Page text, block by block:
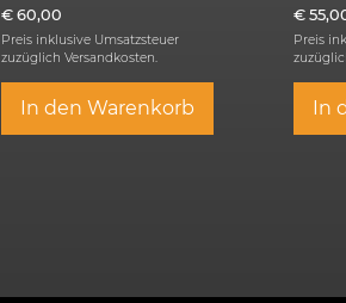
€ 60,00
Preis inklusive Umsatzsteuer
zuzüglichVersandkosten.
In den Warenkorb
€
Preis
In